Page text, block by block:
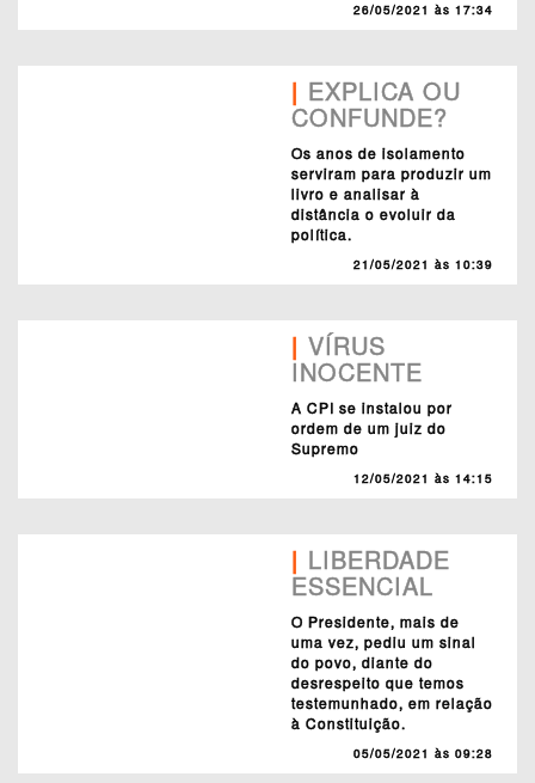
26/05/2021 às 17:34
| EXPLICA OU
CONFUNDE?
Os anos de isolamento
serviram para produzir um
livro e analisar à
distância o evoluir da
política.
21/05/2021 às 10:39
| VÍRUS
INOCENTE
A CPI se instalou por
ordem de um juiz do
Supremo
12/05/2021 às 14:15
| LIBERDADE
ESSENCIAL
O Presidente, mais de
uma vez, pediu um sinal
do povo, diante do
desrespeito que temos
testemunhado, em relação
à Constituição.
05/05/2021 às 09:28